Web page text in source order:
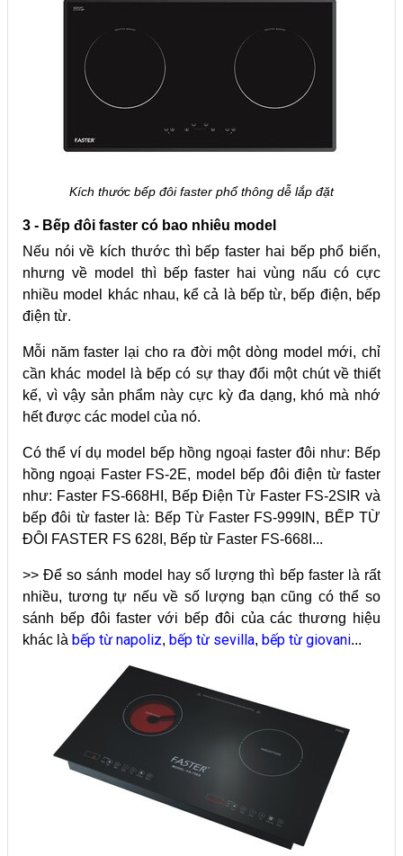
Kích thước bếp đôi faster phổ thông dễ lắp đặt
3 - Bếp đôi faster có bao nhiêu model
Nếu nói về kích thước thì bếp faster hai bếp phổ biến,
nhưng về model thì bếp faster hai vùng nấu có cực
nhiều model khác nhau, kể cả là bếp từ, bếp điện, bếp
điện từ.
Mỗi năm faster lại cho ra đời một dòng model mới, chỉ
cần khác model là bếp có sự thay đổi một chút về thiết
kế, vì vậy sản phẩm này cực kỳ đa dạng, khó mà nhớ
hết được các model của nó.
Có thể ví dụ model bếp hồng ngoại faster đôi như: Bếp
hồng ngoại Faster FS-2E, model bếp đôi điện từ faster
như: Faster FS-668HI, Bếp Điện Từ Faster FS-2SIR và
bếp đôi từ faster là: Bếp Từ Faster FS-999IN, BẾP TỪ
ĐÔI FASTER FS 628I, Bếp từ Faster FS-668I...
>> Để so sánh model hay số lượng thì bếp faster là rất
nhiều, tương tự nếu về số lượng bạn cũng có thể so
sánh bếp đôi faster với bếp đôi của các thương hiệu
khác là bếp từ napoliz, bếp từ sevilla, bếp từ giovani...